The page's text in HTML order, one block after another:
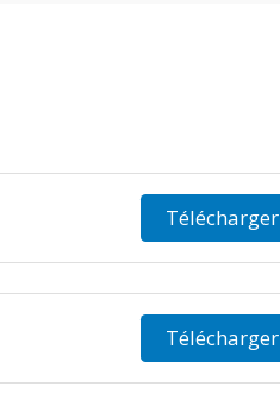
Télécharger
Télécharger